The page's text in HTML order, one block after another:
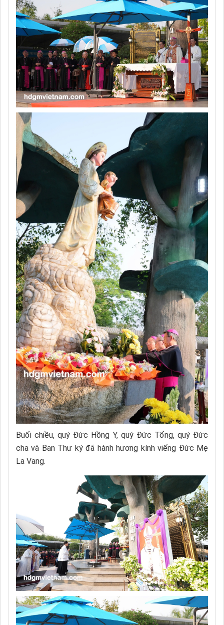
Buổi chiều, quý Đức Hồng Y, quý Đức Tổng, quý Đức
cha và Ban Thư ký đã hành hương kính viếng Đức Mẹ
La Vang.